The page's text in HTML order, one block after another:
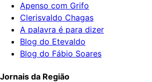
Apenso com Grifo
Clerisvaldo Chagas
A palavra é para dizer
Blog do Etevaldo
Blog do Fábio Soares
Jornais da Região